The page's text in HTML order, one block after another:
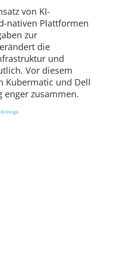
von KI-
nativen Plattformen
zur
die
und
Vor diesem
Kubermatic und Dell
enger zusammen.
Anzeige